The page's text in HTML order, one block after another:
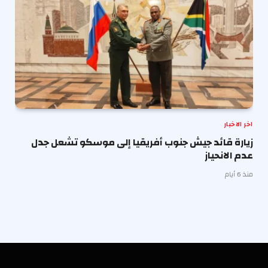
اخر الاخبار
زيارة قائد جيش جنوب أفريقيا إلى موسكو تشعل جدل
عدم الانحياز
منذ 6 أيام